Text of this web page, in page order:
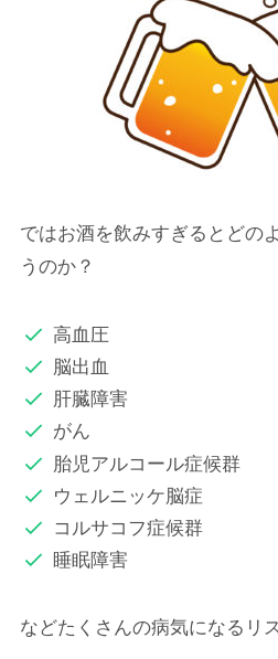
ではお酒を飲みすぎるとどの
うのか？
高血圧
脳出血
肝臓障害
がん
胎児アルコール症候群
ウェルニッケ脳症
コルサコフ症候群
睡眠障害
などたくさんの病気になるリ